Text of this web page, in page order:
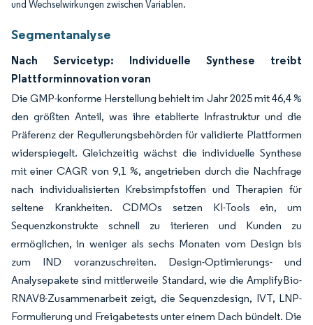
und Wechselwirkungen zwischen Variablen.
Segmentanalyse
Nach Servicetyp: Individuelle Synthese treibt
Plattforminnovation voran
Die GMP-konforme Herstellung behielt im Jahr 2025 mit 46,4 %
den größten Anteil, was ihre etablierte Infrastruktur und die
Präferenz der Regulierungsbehörden für validierte Plattformen
widerspiegelt. Gleichzeitig wächst die individuelle Synthese
mit einer CAGR von 9,1 %, angetrieben durch die Nachfrage
nach individualisierten Krebsimpfstoffen und Therapien für
seltene Krankheiten. CDMOs setzen KI-Tools ein, um
Sequenzkonstrukte schnell zu iterieren und Kunden zu
ermöglichen, in weniger als sechs Monaten vom Design bis
zum IND voranzuschreiten. Design-Optimierungs- und
Analysepakete sind mittlerweile Standard, wie die AmplifyBio-
RNAV8-Zusammenarbeit zeigt, die Sequenzdesign, IVT, LNP-
Formulierung und Freigabetests unter einem Dach bündelt. Die